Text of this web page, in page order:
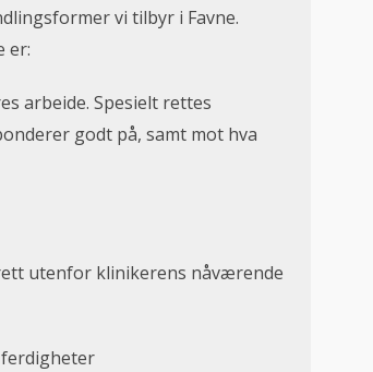
vi tilbyr i Favne.
er:
arbeide. Spesielt rettes
godt på, samt mot hva
utenfor klinikerens nåværende